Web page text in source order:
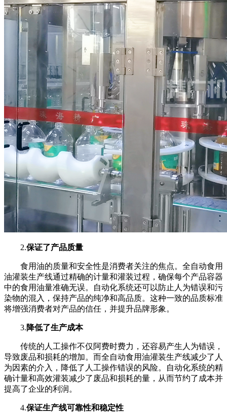
2.保证了产品质量
食用油的质量和安全性是消费者关注的焦点。全自动食用
油灌装生产线通过精确的计量和灌装过程，确保每个产品容器
中的食用油量准确无误。自动化系统还可以防止人为错误和污
染物的混入，保持产品的纯净和高品质。这种一致的品质标准
将增强消费者对产品的信任，并提升品牌形象。
3.降低了生产成本
传统的人工操作不仅阿费时费力，还容易产生人为错误，
导致废品和损耗的增加。而全自动食用油灌装生产线减少了人
为因素的介入，降低了人工操作错误的风险。自动化系统的精
确计量和高效灌装减少了废品和损耗的量，从而节约了成本并
提高了企业的利润。
4.保证生产线可靠性和稳定性